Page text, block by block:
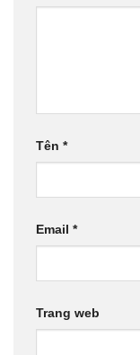
Tên *
Email *
Trang web